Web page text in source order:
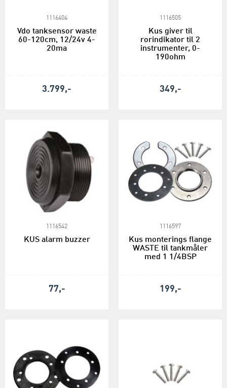
1116404
Vdo tanksensor waste
60-120cm, 12/24v 4-
20ma
3.799,-
1116505
Kus giver til
rorindikator til 2
instrumenter, 0-
190ohm
349,-
1116542
KUS alarm buzzer
77,-
1116597
Kus monterings flange
WASTE til tankmåler
med 1 1/4BSP
199,-